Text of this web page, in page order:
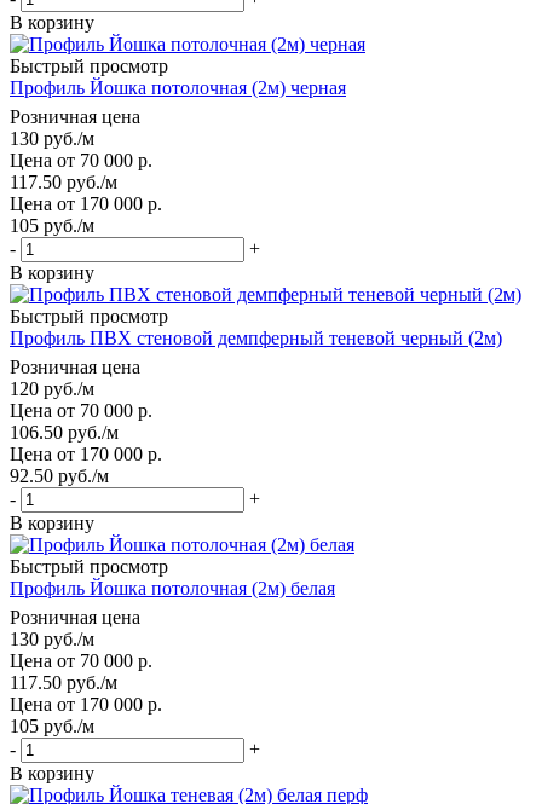
В корзину
Быстрый просмотр
Профиль Йошка потолочная (2м) черная
Розничная цена
130 руб./м
Цена от 70 000 р.
117.50 руб./м
Цена от 170 000 р.
105 руб./м
-
+
В корзину
Быстрый просмотр
Профиль ПВХ стеновой демпферный теневой черный (2м)
Розничная цена
120 руб./м
Цена от 70 000 р.
106.50 руб./м
Цена от 170 000 р.
92.50 руб./м
-
+
В корзину
Быстрый просмотр
Профиль Йошка потолочная (2м) белая
Розничная цена
130 руб./м
Цена от 70 000 р.
117.50 руб./м
Цена от 170 000 р.
105 руб./м
-
+
В корзину